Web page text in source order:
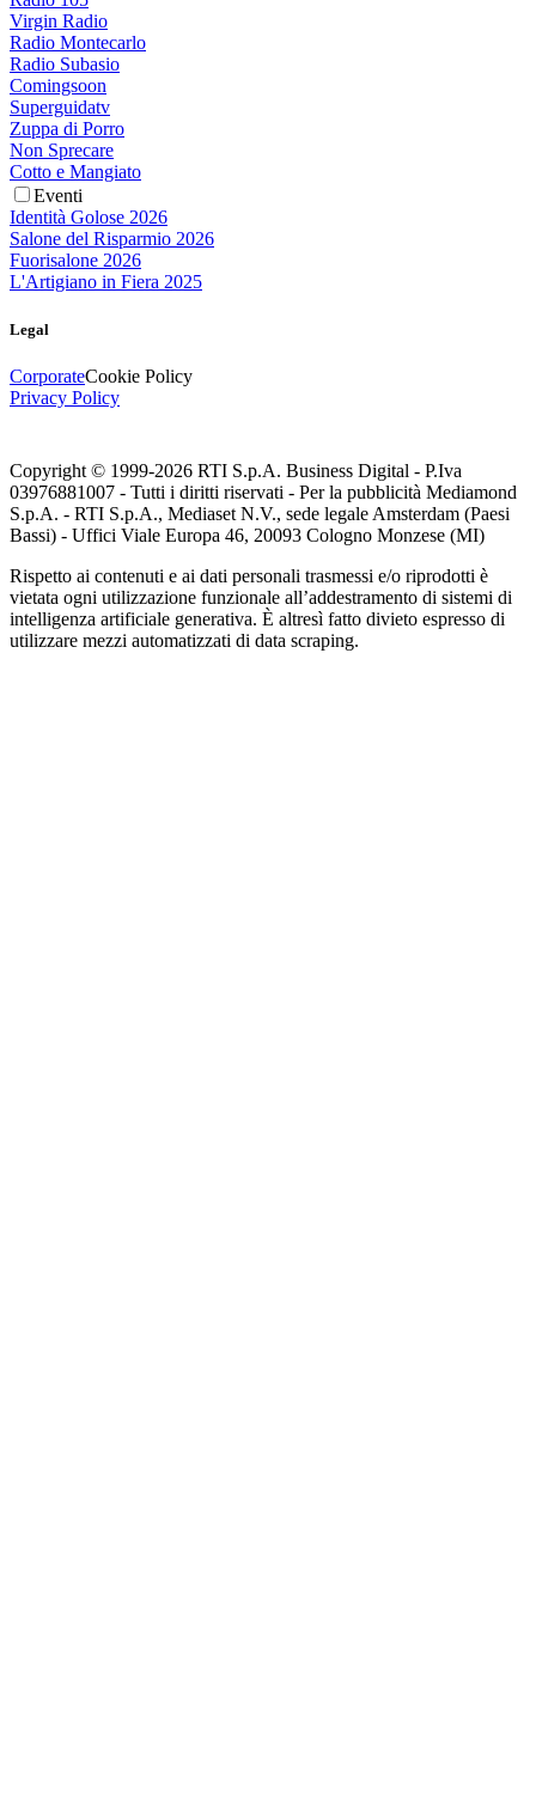
Virgin Radio
Radio Montecarlo
Radio Subasio
Comingsoon
Superguidatv
Zuppa di Porro
Non Sprecare
Cotto e Mangiato
Eventi
Identità Golose 2026
Salone del Risparmio 2026
Fuorisalone 2026
L'Artigiano in Fiera 2025
Legal
CorporateCookie Policy
Privacy Policy
Copyright © 1999-2026 RTI S.p.A. Business Digital - P.Iva
03976881007 - Tutti i diritti riservati - Per la pubblicità Mediamond
S.p.A. - RTI S.p.A., Mediaset N.V., sede legale Amsterdam (Paesi
Bassi) - Uffici Viale Europa 46, 20093 Cologno Monzese (MI)
Rispetto ai contenuti e ai dati personali trasmessi e/o riprodotti è
vietata ogni utilizzazione funzionale all’addestramento di sistemi di
intelligenza artificiale generativa. È altresì fatto divieto espresso di
utilizzare mezzi automatizzati di data scraping.